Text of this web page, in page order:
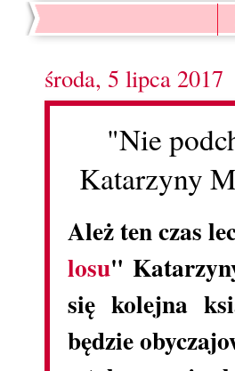
środa, 5 lipca 2017
"Nie
Katarzyny
Ależ ten czas
losu"
się kolejna
będzie